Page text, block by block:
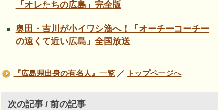
「オレたちの広島」完全版
奥田・吉川が小イワシ漁へ！「オーチーコーチー
の遠くて近い広島」全国放送
『広島県出身の有名人』一覧 ／ トップページへ
次の記事 / 前の記事